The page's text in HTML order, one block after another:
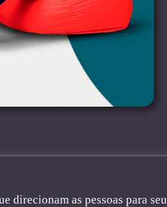
direcionam as pessoas para seu